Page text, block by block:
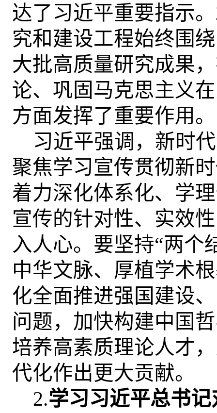
达了习近平重要指示
究和建设工程始终围
大批高质量研究成果
论、巩固马克思主义
方面发挥了重要作用。
习近平强调，新时
聚焦学习宣传贯彻新
着力深化体系化、学
宣传的针对性、实效
入人心。要坚持“两个
中华文脉、厚植学术
化全面推进强国建设
问题，加快构建中国
培养高素质理论人才
代化作出更大贡献。
2.学习习近平总书